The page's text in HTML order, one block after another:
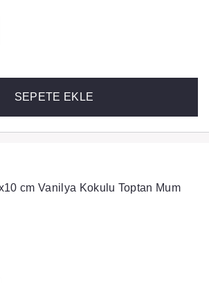
SEPETE EKLE
cm Vanilya Kokulu Toptan Mum